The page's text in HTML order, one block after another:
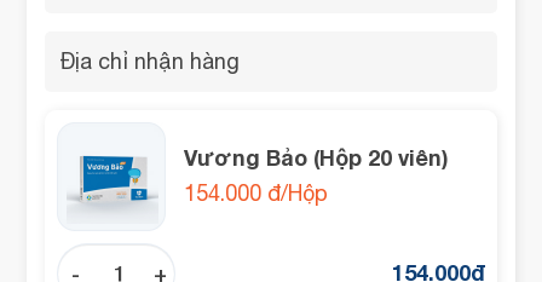
Vương Bảo (Hộp 20 viên)
154.000 đ/Hộp
+
- 154.000đ